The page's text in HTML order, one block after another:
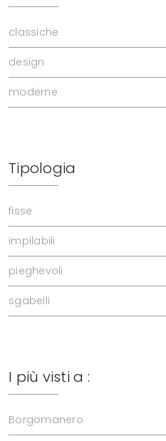
classiche
design
moderne
Tipologia
fisse
impilabili
pieghevoli
sgabelli
I più visti a :
Borgomanero